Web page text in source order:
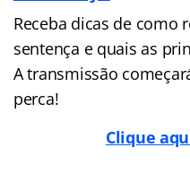
Receba dicas de como
sentença e quais as
A transmissão
perca!
Clique